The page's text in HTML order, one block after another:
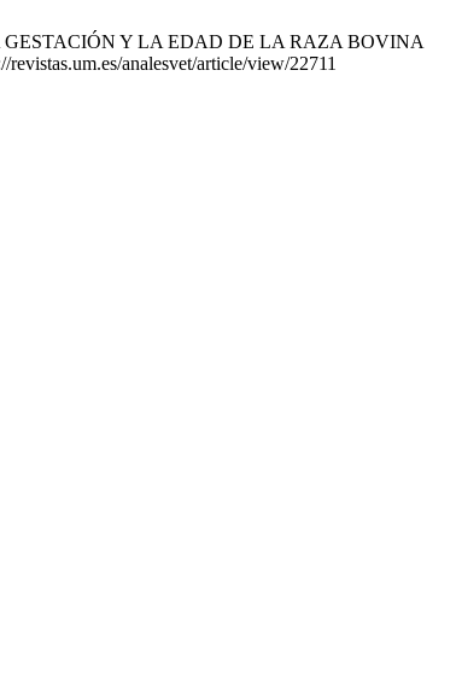
GESTACIÓN Y LA EDAD DE LA RAZA BOVINA
analesvet/article/view/22711